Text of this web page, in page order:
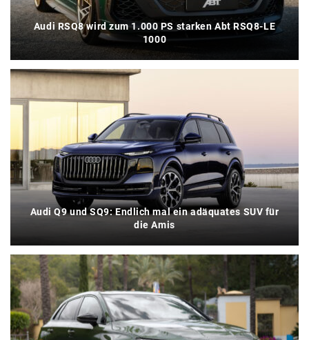
Audi RSQ8 wird zum 1.000 PS starken Abt RSQ8-LE
1000
Audi Q9 und SQ9: Endlich mal ein adäquates SUV für
die Amis